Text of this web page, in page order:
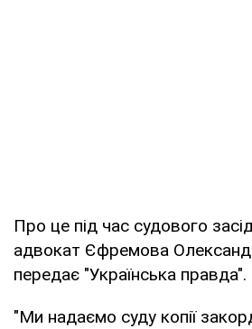
Про це під час судового
адвокат Єфремова
передає "Українська правда".
"Ми надаємо суду копії